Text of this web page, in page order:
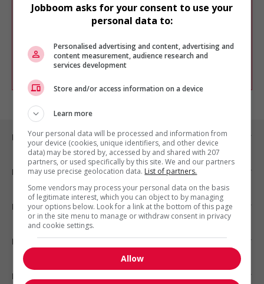
Veuillez faire une nouvelle recherche.
Vous pouvez en tout temps utiliser nos
chercher un poste selon votre profil
d'intérêt en emploi en vousinscrivant
comme membre Jobboom.
Emplois par ville
Emplois par secteur
Emplois par statut
Emplois par type
Nos suggestions
Jobboom asks for your consent to use your
personal data to:
Personalised advertising and content, advertising and
content measurement, audience research and
services development
Store and/or access information on a device
Learn more
Your personal data will be processed and information from
your device (cookies, unique identifiers, and other device
data) may be stored by, accessed by and shared with 207
partners, or used specifically by this site. We and our partners
may use precise geolocation data. List of partners.
Some vendors may process your personal data on the basis
of legitimate interest, which you can object to by managing
your options below. Look for a link at the bottom of this page
or in the site menu to manage or withdraw consent in privacy
and cookie settings.
Allow